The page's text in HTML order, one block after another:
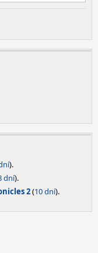
).
dní).
2(10 dní).